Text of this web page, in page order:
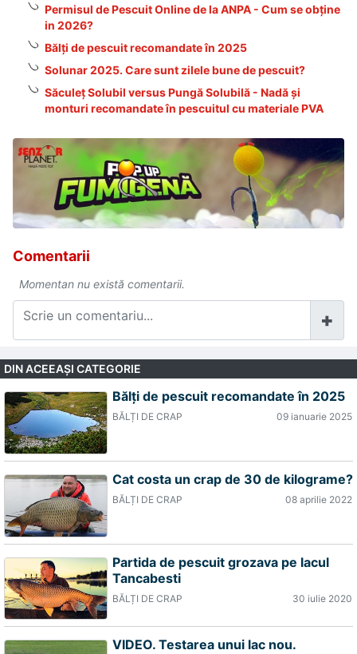
Permisul de Pescuit Online de la ANPA - Cum se obține
in 2026?
Bălți de pescuit recomandate în 2025
Solunar 2025. Care sunt zilele bune de pescuit?
Săculeț Solubil versus Pungă Solubilă - Nadă și
monturi recomandate în pescuitul cu materiale PVA
Comentarii
Momentan nu există comentarii.
DIN ACEEAŞI CATEGORIE
Bălți de pescuit recomandate în 2025
BĂLȚI DE CRAP 09 ianuarie 2025
Cat costa un crap de 30 de kilograme?
BĂLȚI DE CRAP 08 aprilie 2022
Partida de pescuit grozava pe lacul
Tancabesti
BĂLȚI DE CRAP 30 iulie 2020
VIDEO. Testarea unui lac nou.